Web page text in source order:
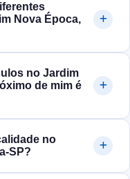
Nova Época,
no Jardim
de mim é
no